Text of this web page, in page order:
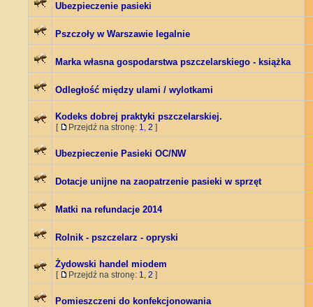
Ubezpieczenie pasieki
Pszczoły w Warszawie legalnie
Marka własna gospodarstwa pszczelarskiego - książka
Odległość między ulami / wylotkami
Kodeks dobrej praktyki pszczelarskiej.
[ Przejdź na stronę: 1, 2 ]
Ubezpieczenie Pasieki OC/NW
Dotacje unijne na zaopatrzenie pasieki w sprzęt
Matki na refundacje 2014
Rolnik - pszczelarz - opryski
Żydowski handel miodem
[ Przejdź na stronę: 1, 2 ]
Pomieszczeni do konfekcjonowania